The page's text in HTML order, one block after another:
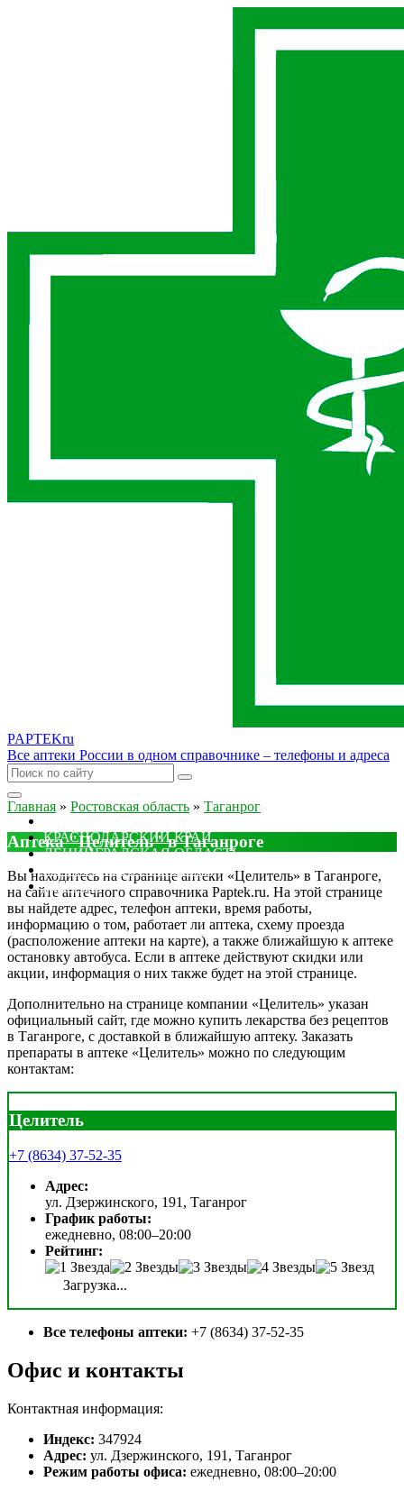
PAPTEKru
Все аптеки России в одном справочнике – телефоны и адреса
КРАСНОДАРСКИЙ КРАЙ
ЛЕНИНГРАДСКАЯ ОБЛАСТЬ
ДРУГИЕ
Главная » Ростовская область » Таганрог
Аптека "Целитель" в Таганроге
Вы находитесь на странице аптеки «Целитель» в Таганроге,
на сайте аптечного справочника Paptek.ru. На этой странице
вы найдете адрес, телефон аптеки, время работы,
информацию о том, работает ли аптека, схему проезда
(расположение аптеки на карте), а также ближайшую к аптеке
остановку автобуса. Если в аптеке действуют скидки или
акции, информация о них также будет на этой странице.
Дополнительно на странице компании «Целитель» указан
официальный сайт, где можно купить лекарства без рецептов
в Таганроге, с доставкой в ближайшую аптеку. Заказать
препараты в аптеке «Целитель» можно по следующим
контактам:
Целитель
+7 (8634) 37-52-35
Адрес:
ул. Дзержинского, 191, Таганрог
График работы:
ежедневно, 08:00–20:00
Рейтинг:
Загрузка...
Все телефоны аптеки: +7 (8634) 37-52-35
Офис и контакты
Контактная информация:
Индекс: 347924
Адрес: ул. Дзержинского, 191, Таганрог
Режим работы офиса: ежедневно, 08:00–20:00